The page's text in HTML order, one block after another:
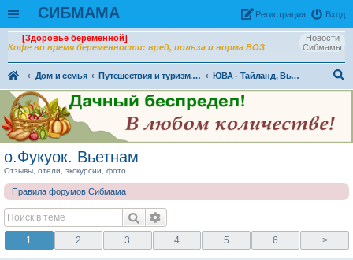
СИБМАМА Вход
Рeгиcтpaция
Новости
Сибмамы
[Здоровье беременной]
Кофе во время беременности: вред, польза и норма ВОЗ
Дом и семья Путешествия и туризм. Отели и санатории.
ЮВА - Тайланд, Вьетнам, Китай, Индия и другие страны
ои
о.Фукуок. Вьетнам
Отзывы, отели, экскурсии, фото
Правила форумов Сибмама
1 2 3 4 5 6 >